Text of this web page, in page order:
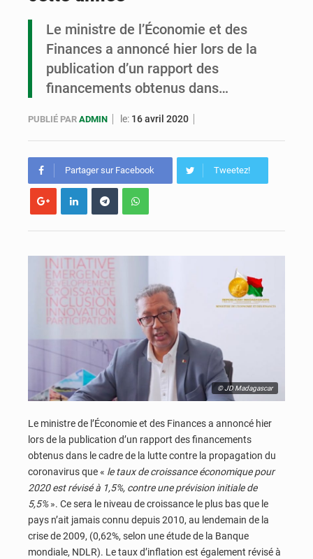
Le FMI allège la dette de Madagascar et de 24 autres pays
Le ministre de l’Économie et des
Finances a annoncé hier lors de la
publication d’un rapport des
financements obtenus dans…
PUBLIÉ PAR ADMIN le: 16 avril 2020
Partager sur Facebook Tweetez!
© JD Madagascar
Le ministre de l’Économie et des Finances a annoncé hier
lors de la publication d’un rapport des financements
obtenus dans le cadre de la lutte contre la propagation du
coronavirus que « le taux de croissance économique pour
2020 est révisé à 1,5%, contre une prévision initiale de
5,5%». Ce sera le niveau de croissance le plus bas que le
pays n’ait jamais connu depuis 2010, au lendemain de la
crise de 2009, (0,62%, selon une étude de la Banque
mondiale, NDLR). Le taux d’inflation est également révisé à